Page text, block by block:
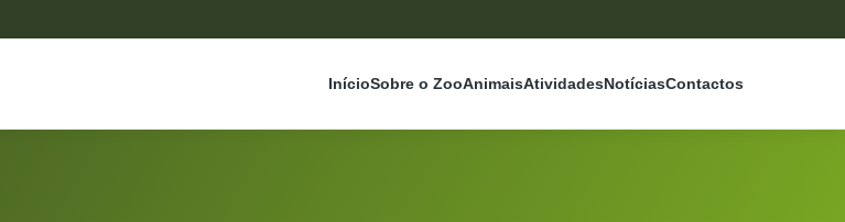
InícioSobre o ZooAnimaisAtividadesNotíciasContactos